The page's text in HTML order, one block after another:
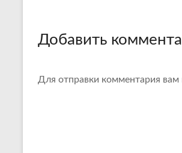
Добавить
Для отправки комментария